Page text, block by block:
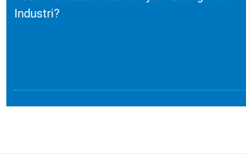
Industri?